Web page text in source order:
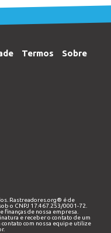
Termos
Sobre
Rastreadores.org® é de
o CNPJ 17.467.253/0001-72.
de nossa empresa.
e receber o contato de um
contato com nossa equipe utilize
.